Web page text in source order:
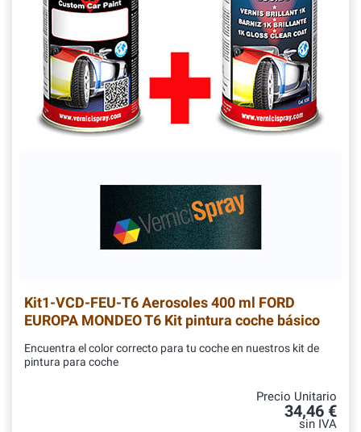
Kit1-VCD-FEU-T6Aerosoles 400 ml FORD
EUROPA MONDEO T6 Kit pintura coche básico
Encuentra el color correcto para tu coche en nuestros kit de
pintura para coche
Precio Unitario
34,46 €
sin IVA